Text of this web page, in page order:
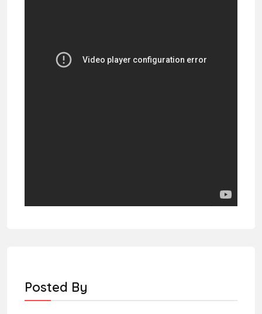
Posted By